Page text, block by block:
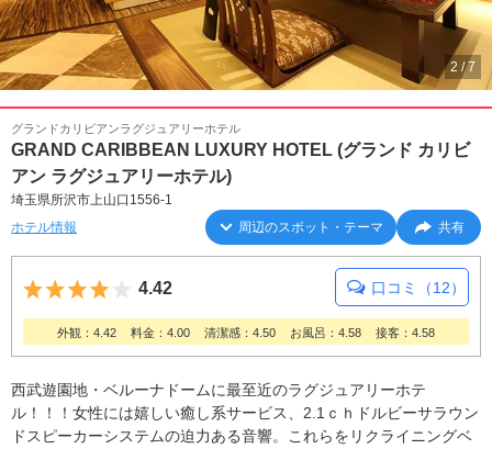
2 /7
グランドカリビアンラグジュアリーホテル
GRAND CARIBBEAN LUXURY HOTEL (グランド カリビ
アン ラグジュアリーホテル)
埼玉県所沢市上山口1556-1
ホテル情報
周辺のスポット・テーマ 共有
5つ星のうち4
4.42 口コミ（12）
外観：4.42 料金：4.00 清潔感：4.50 お風呂：4.58 接客：4.58
西武遊園地・ベルーナドームに最至近のラグジュアリーホテ
ル！！！女性には嬉しい癒し系サービス、2.1ｃｈドルビーサラウン
ドスピーカーシステムの迫力ある音響。これらをリクライニングベ